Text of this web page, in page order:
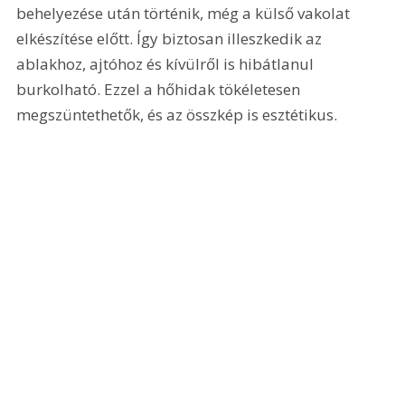
behelyezése után történik, még a külső vakolat
elkészítése előtt. Így biztosan illeszkedik az
ablakhoz, ajtóhoz és kívülről is hibátlanul
burkolható. Ezzel a hőhidak tökéletesen
megszüntethetők, és az összkép is esztétikus.